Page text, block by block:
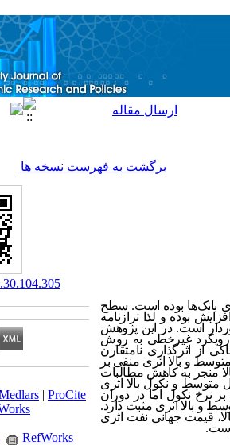
برگشت به فهرست نسخه ها
بانک‌‌ها بوده است. سطح
بوده و لذا ترازنامه
است. در این پژوهش
رویکرد غیرخطی به روش
پژوهش حاکی از اثرگذاری نامتقارن
و بالا اثری منفی بر
منجر به کاهش مطالبات
متوسط و نکول بالا اثری
بر نرخ نکول اما در دوران
و بالا اثری مثبت دارد.
قیمت جهانی نفت اثری
است.
| ProCite
RefWorks